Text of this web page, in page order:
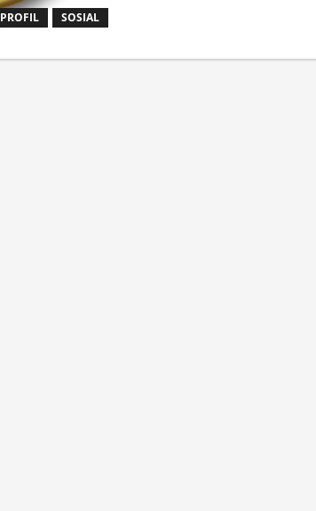
PROFIL SOSIAL